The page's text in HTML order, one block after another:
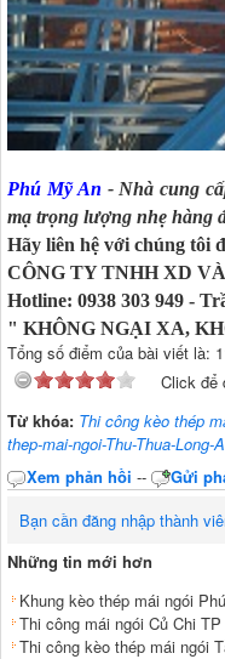
Phú Mỹ An - Nhà cung
mạ trọng lượng nhẹ hàng
Hãy liên hệ với chúng tôi
CÔNG TY TNHH XD
Hotline: 0938 303 949 -
" KHÔNG NGẠI XA,
Tổng số điểm của bài viết là:
Click để
Từ khóa: Thi công kèo thép
thep-mai-ngoi-Thu-Thua-Long-
Xem phản hồi --
Gửi
Bạn cần đăng nhập thành
Những tin mới hơn
Khung kèo thép mái ngói
Thi công mái ngói Củ Chi TP
Thi công kèo thép mái ngói